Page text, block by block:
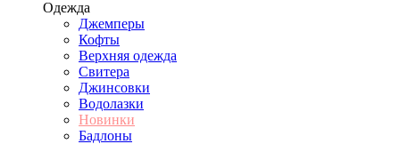
Одежда
Джемперы
Кофты
Верхняя одежда
Свитера
Джинсовки
Водолазки
Новинки
Бадлоны